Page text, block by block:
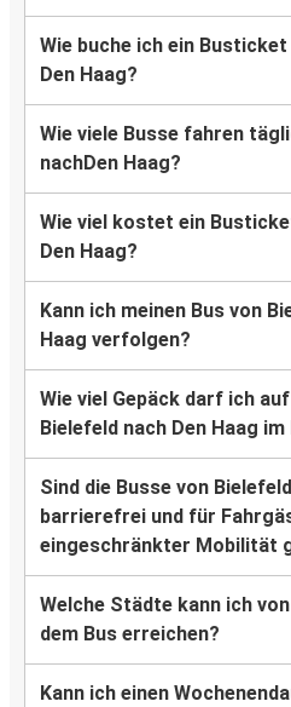
Wie buche ich ein
Den Haag?
Wie viele Busse fahren
nachDen Haag?
Wie viel kostet ein
Den Haag?
Kann ich meinen Bus von
Haag verfolgen?
Wie viel Gepäck darf ich
Bielefeld nach Den Haag
Sind die Busse von
barrierefrei und für
eingeschränkter Mobilität
Welche Städte kann ich
dem Bus erreichen?
Kann ich einen